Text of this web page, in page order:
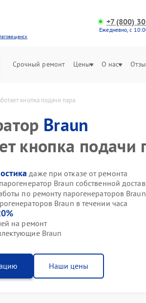
+7 (800)
Ежедневно, с
Срочный ремонт Цены О нас
кнопка подачи пара
Braun
кнопка подачи
даже при отказе от ремонта
Braun собственной
по ремонту парогенераторов Braun
Braun в течении часа
на ремонт
Braun
Наши цены